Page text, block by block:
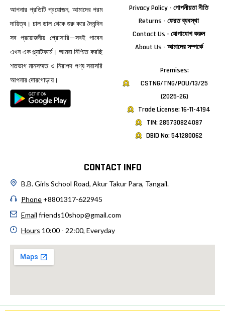
আপনার প্রতিটি প্রয়োজন, আমাদের পরম
দায়িত্ব। চাল ডাল থেকে শুরু করে দৈনন্দিন
সব প্রয়োজনীয় গ্রোসারি—সবই পাবেন
এখন এক প্ল্যাটফর্মে। আমরা নিশ্চিত করছি
শতভাগ মানসম্মত ও নিরাপদ পণ্য সরাসরি
আপনার দোরগোড়ায়।
Privacy Policy - গোপনীয়তা নীতি
Returns - ফেরত ব্যবস্থা
Contact Us - যোগাযোগ করুন
About Us - আমাদের সম্পর্কে
Premises:
CSTNG/TNG/POU/13/25
(2025-26)
Trade License: 16-11-4194
TIN: 285730824087
DBID No: 541280062
CONTACT INFO
B.B. Girls School Road, Akur Takur Para, Tangail.
Phone +8801317-622945
Email friends10shop@gmail.com
Hours 10:00 - 22:00, Everyday